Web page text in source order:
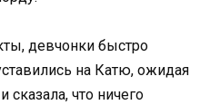
девчонки быстро
на Катю, ожидая
сказала, что ничего